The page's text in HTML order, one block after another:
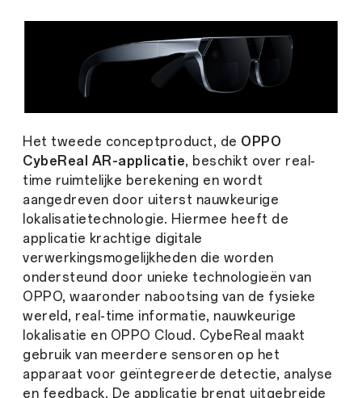
Het tweede conceptproduct, de OPPO
CybeReal AR-applicatie, beschikt over real-
time ruimtelijke berekening en wordt
aangedreven door uiterst nauwkeurige
lokalisatietechnologie. Hiermee heeft de
applicatie krachtige digitale
verwerkingsmogelijkheden die worden
ondersteund door unieke technologieën van
OPPO, waaronder nabootsing van de fysieke
wereld, real-time informatie, nauwkeurige
lokalisatie en OPPO Cloud. CybeReal maakt
gebruik van meerdere sensoren op het
apparaat voor geïntegreerde detectie, analyse
en feedback. De applicatie brengt uitgebreide